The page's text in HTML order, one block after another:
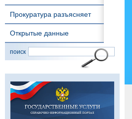
Прокуратура разъясняет
Открытые данные
поиск